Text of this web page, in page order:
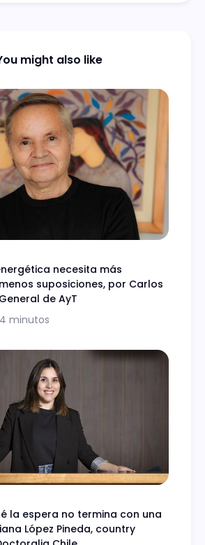
might also like
necesita más
suposiciones, por Carlos
de AyT
minutos
la espera no termina con una
López Pineda, country